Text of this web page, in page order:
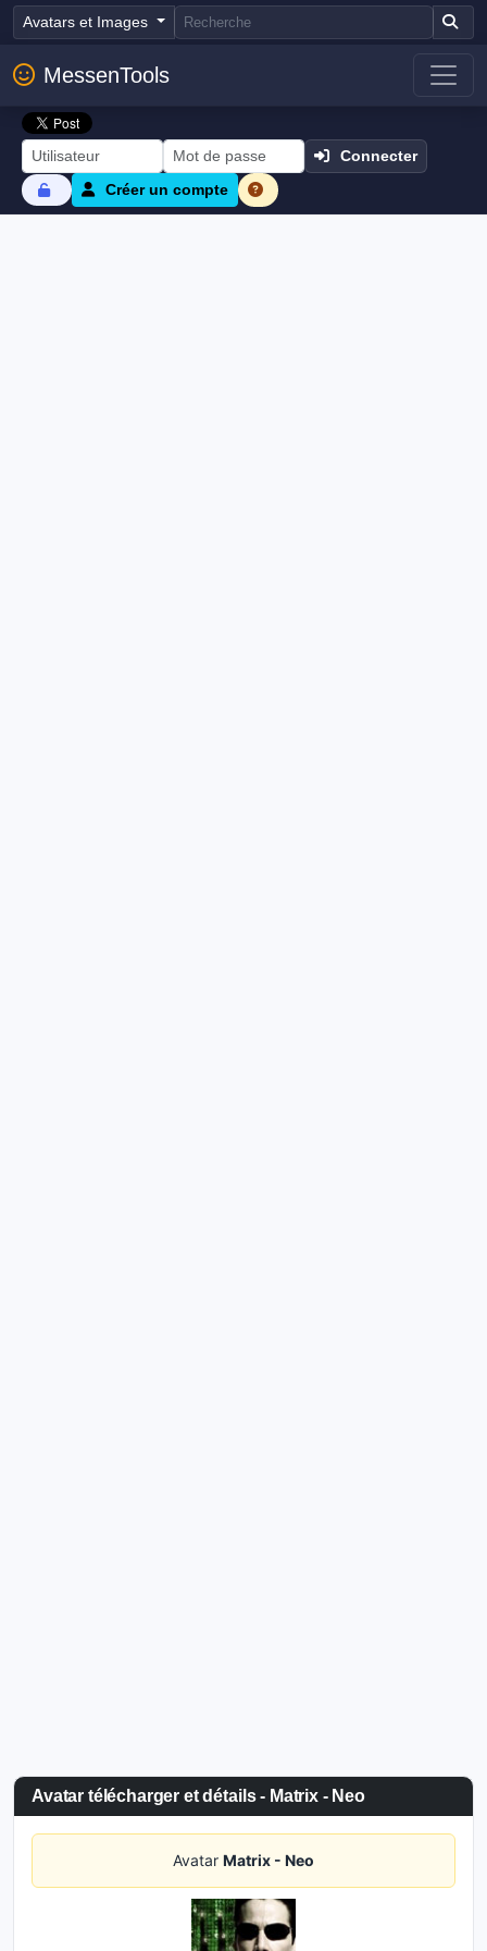
Avatars et Images
MessenTools
Connecter
Créer un compte
Avatar télécharger et détails - Matrix - Neo
Avatar Matrix - Neo